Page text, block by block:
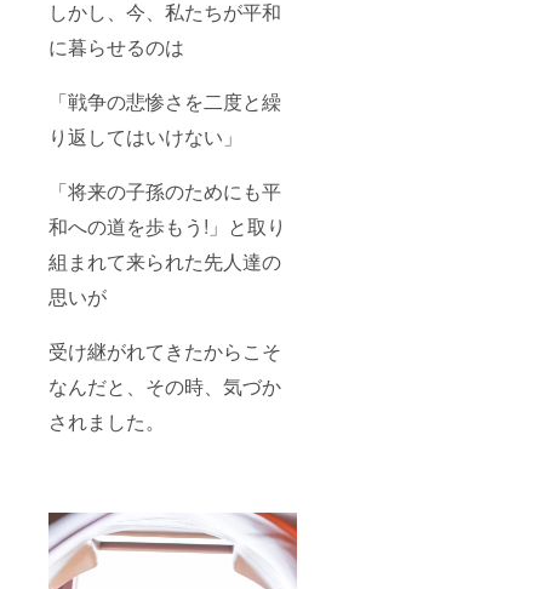
しかし、今、私たちが平和
に暮らせるのは
「戦争の悲惨さを二度と繰
り返してはいけない」
「将来の子孫のためにも平
和への道を歩もう!」と取り
組まれて来られた先人達の
思いが
受け継がれてきたからこそ
なんだと、その時、気づか
されました。